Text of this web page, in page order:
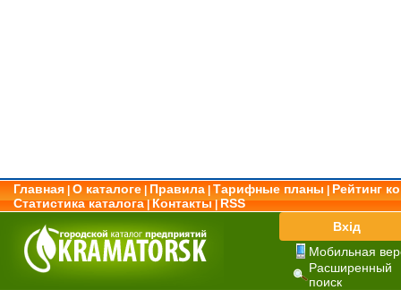
Главная О каталоге Правила Тарифные планы
Рейтинг
Статистика каталога|Контакты|RSS
Вхід
Мобильная
Расширенный
поиск